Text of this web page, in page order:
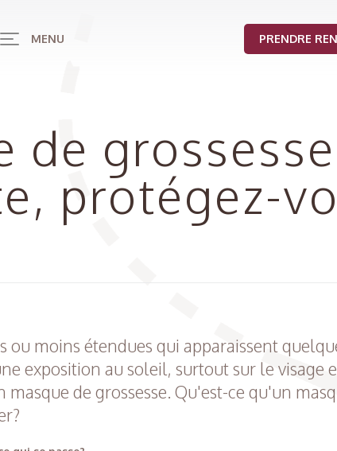
MENU PRENDRE
de
protégez-
ou moins étendues qui apparaissent
exposition au soleil, surtout sur le visage
de grossesse. Qu'est-ce qu'un